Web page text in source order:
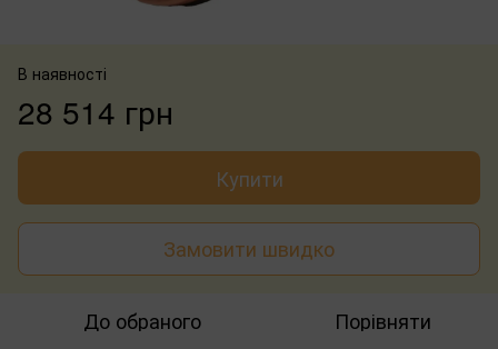
В наявності
28 514 грн
Купити
Замовити швидко
До обраного Порівняти